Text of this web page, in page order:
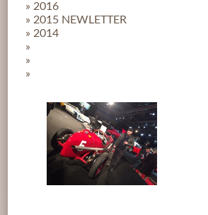
» 2016
» 2015 NEWLETTER
» 2014
»
»
»